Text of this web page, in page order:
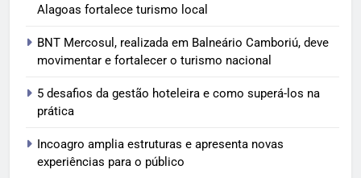
Alagoas fortalece turismo local
BNT Mercosul, realizada em Balneário Camboriú, deve
movimentar e fortalecer o turismo nacional
5 desafios da gestão hoteleira e como superá-los na
prática
Incoagro amplia estruturas e apresenta novas
experiências para o público